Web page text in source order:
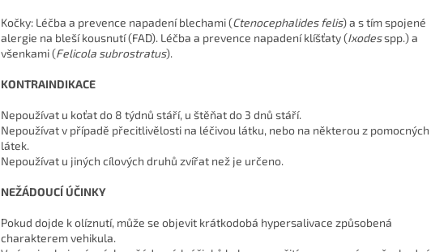
Kočky: Léčba a prevence napadení blechami (Ctenocephalides felis) a s tím spojené
alergie na bleší kousnutí (FAD). Léčba a prevence napadení klíšťaty (Ixodesspp.) a
všenkami (Felicola subrostratus).
KONTRAINDIKACE
Nepoužívat u koťat do 8 týdnů stáří, u štěňat do 3 dnů stáří.
Nepoužívat v případě přecitlivělosti na léčivou látku, nebo na některou z pomocných
látek.
Nepoužívat u jiných cílových druhů zvířat než je určeno.
NEŽÁDOUCÍ ÚČINKY
Pokud dojde k olíznutí, může se objevit krátkodobá hypersalivace způsobená
charakterem vehikula.